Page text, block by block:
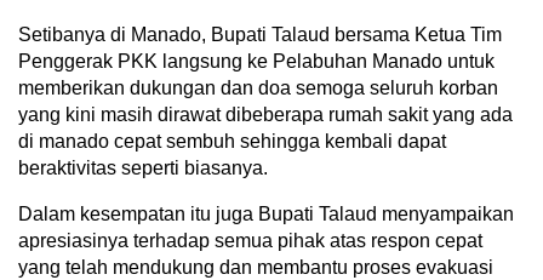
Setibanya di Manado, Bupati Talaud bersama Ketua Tim
Penggerak PKK langsung ke Pelabuhan Manado untuk
memberikan dukungan dan doa semoga seluruh korban
yang kini masih dirawat dibeberapa rumah sakit yang ada
di manado cepat sembuh sehingga kembali dapat
beraktivitas seperti biasanya.
Dalam kesempatan itu juga Bupati Talaud menyampaikan
apresiasinya terhadap semua pihak atas respon cepat
yang telah mendukung dan membantu proses evakuasi